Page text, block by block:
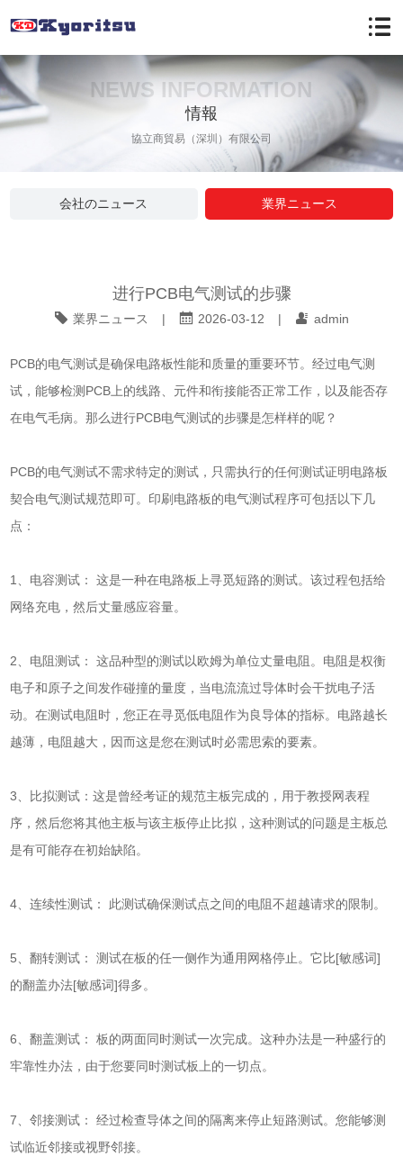
NEWS INFORMATION
情報
協立商貿易（深圳）有限公司
会社のニュース 業界ニュース
进行PCB电气测试的步骤
業界ニュース | 2026-03-12 | admin
PCB的电气测试是确保电路板性能和质量的重要环节。经过电气测
试，能够检测PCB上的线路、元件和衔接能否正常工作，以及能否存
在电气毛病。那么进行PCB电气测试的步骤是怎样样的呢？
PCB的电气测试不需求特定的测试，只需执行的任何测试证明电路板
契合电气测试规范即可。印刷电路板的电气测试程序可包括以下几
点：
1、电容测试： 这是一种在电路板上寻觅短路的测试。该过程包括给
网络充电，然后丈量感应容量。
2、电阻测试： 这品种型的测试以欧姆为单位丈量电阻。电阻是权衡
电子和原子之间发作碰撞的量度，当电流流过导体时会干扰电子活
动。在测试电阻时，您正在寻觅低电阻作为良导体的指标。电路越长
越薄，电阻越大，因而这是您在测试时必需思索的要素。
3、比拟测试：这是曾经考证的规范主板完成的，用于教授网表程
序，然后您将其他主板与该主板停止比拟，这种测试的问题是主板总
是有可能存在初始缺陷。
4、连续性测试： 此测试确保测试点之间的电阻不超越请求的限制。
5、翻转测试： 测试在板的任一侧作为通用网格停止。它比[敏感词]
的翻盖办法[敏感词]得多。
6、翻盖测试： 板的两面同时测试一次完成。这种办法是一种盛行的
牢靠性办法，由于您要同时测试板上的一切点。
7、邻接测试： 经过检查导体之间的隔离来停止短路测试。您能够测
试临近邻接或视野邻接。